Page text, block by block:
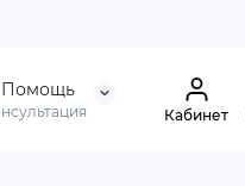
Помощь
Кабинет